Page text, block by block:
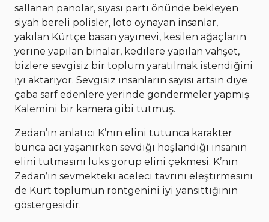
sallanan panolar, siyasi parti önünde bekleyen
siyah bereli polisler, loto oynayan insanlar,
yakılan Kürtçe basan yayınevi, kesilen ağaçların
yerine yapılan binalar, kedilere yapılan vahşet,
bizlere sevgisiz bir toplum yaratılmak istendiğini
iyi aktarıyor. Sevgisiz insanların sayısı artsın diye
çaba sarf edenlere yerinde göndermeler yapmış.
Kalemini bir kamera gibi tutmuş.
Zedan’ın anlatıcı K’nın elini tutunca karakter
bunca acı yaşanırken sevdiği hoşlandığı insanın
elini tutmasını lüks görüp elini çekmesi. K’nın
Zedan’ın sevmekteki aceleci tavrını eleştirmesini
de Kürt toplumun röntgenini iyi yansıttığının
göstergesidir.